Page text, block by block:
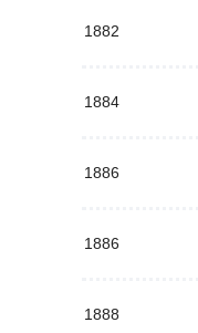
1882
1884
1886
1886
1888